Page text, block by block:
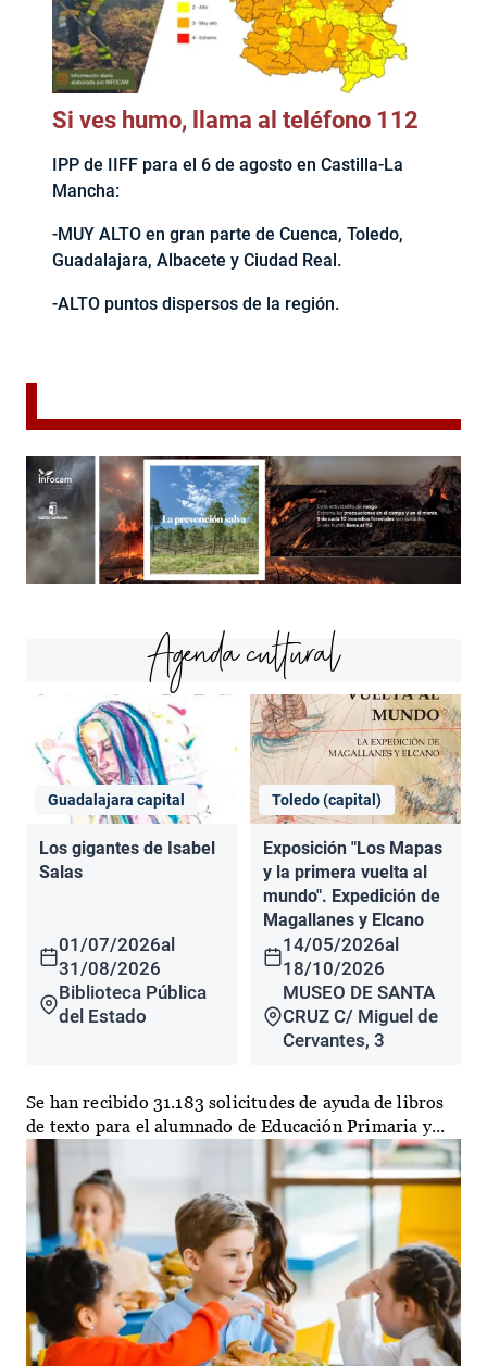
Si ves humo, llama al teléfono 112
IPP de IIFF para el 6 de agosto en Castilla-La
Mancha:
-MUY ALTO en gran parte de Cuenca, Toledo,
Guadalajara, Albacete y Ciudad Real.
-ALTO puntos dispersos de la región.
Agenda cultural
Guadalajara capital
Los gigantes de Isabel
Salas
01/07/2026al
31/08/2026
Biblioteca Pública
del Estado
Toledo (capital)
Exposición "Los Mapas
y la primera vuelta al
mundo". Expedición de
Magallanes y Elcano
14/05/2026al
18/10/2026
MUSEO DE SANTA
CRUZ C/ Miguel de
Cervantes, 3
Se han recibido 31.183 solicitudes de ayuda de libros
de texto para el alumnado de Educación Primaria y...